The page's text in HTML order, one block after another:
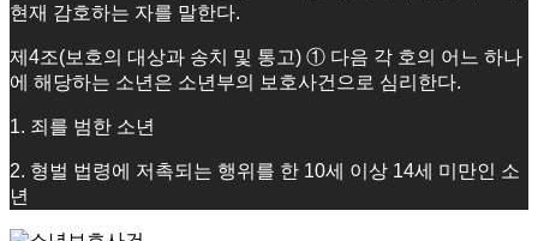
현재 감호하는 자를 말한다.
제4조(보호의 대상과 송치 및 통고) ① 다음 각 호의 어느 하나
에 해당하는 소년은 소년부의 보호사건으로 심리한다.
1. 죄를 범한 소년
2. 형벌 법령에 저촉되는 행위를 한 10세 이상 14세 미만인 소
년